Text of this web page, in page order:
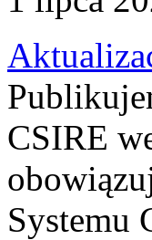
CSIRE
Systemu